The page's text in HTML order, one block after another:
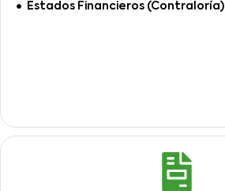
Estados Financieros (Contraloría)